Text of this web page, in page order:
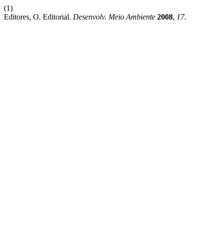
(1)
Editores, O. Editorial. Desenvolv. Meio Ambiente 2008, 17.